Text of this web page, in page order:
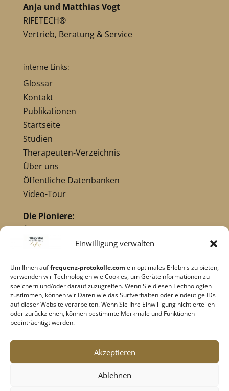
Einwilligung verwalten
Um Ihnen auffrequenz-protokolle.com ein optimales Erlebnis zu bieten,
verwenden wir Technologien wie Cookies, um Geräteinformationen zu
speichern und/oder darauf zuzugreifen. Wenn Sie diesen Technologien
zustimmen, können wir Daten wie das Surfverhalten oder eindeutige IDs
auf dieser Website verarbeiten. Wenn Sie Ihre Einwilligung nicht erteilen
oder zurückziehen, können bestimmte Merkmale und Funktionen
beeinträchtigt werden.
Akzeptieren
Ablehnen
Anja und Matthias Vogt
RIFETECH®
Vertrieb, Beratung & Service
interne Links:
Glossar
Kontakt
Publikationen
Startseite
Studien
Therapeuten-Verzeichnis
Über uns
Öffentliche Datenbanken
Video-Tour
Die Pioniere:
Übersicht Pioniere
Nikola Tesla
Dr. Hulda Clark
Robert C. Beck
Georges Lakhovsky
verwandte Pioniere
Datenschutz
Cookie-Richtlinie|AGB's